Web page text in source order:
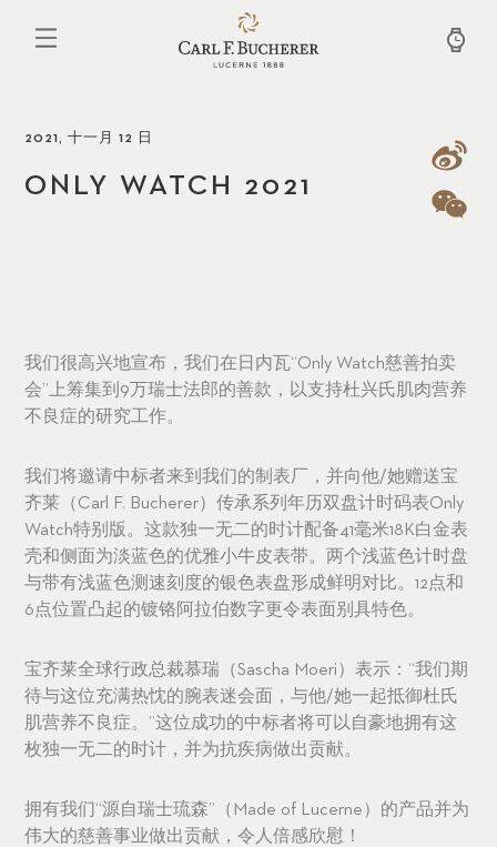
2021, 十一月 12 日
ONLY WATCH 2021
我们很高兴地宣布，我们在日内瓦“Only Watch慈善拍卖
会”上筹集到9万瑞士法郎的善款，以支持杜兴氏肌肉营养
不良症的研究工作。
我们将邀请中标者来到我们的制表厂，并向他/她赠送宝
齐莱（Carl F. Bucherer）传承系列年历双盘计时码表Only
Watch特别版。这款独一无二的时计配备41毫米18K白金表
壳和侧面为淡蓝色的优雅小牛皮表带。两个浅蓝色计时盘
与带有浅蓝色测速刻度的银色表盘形成鲜明对比。12点和
6点位置凸起的镀铬阿拉伯数字更令表面别具特色。
宝齐莱全球行政总裁慕瑞（Sascha Moeri）表示：“我们期
待与这位充满热忱的腕表迷会面，与他/她一起抵御杜氏
肌营养不良症。”这位成功的中标者将可以自豪地拥有这
枚独一无二的时计，并为抗疾病做出贡献。
拥有我们“源自瑞士琉森”（Made of Lucerne）的产品并为
伟大的慈善事业做出贡献，令人倍感欣慰！